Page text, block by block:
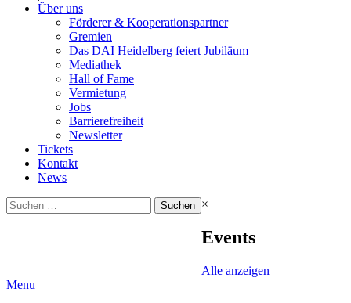
Über uns
Förderer & Kooperationspartner
Gremien
Das DAI Heidelberg feiert Jubiläum
Mediathek
Hall of Fame
Vermietung
Jobs
Barrierefreiheit
Newsletter
Tickets
Kontakt
News
Suchen
nach:
×
Events
Alle anzeigen
Menu